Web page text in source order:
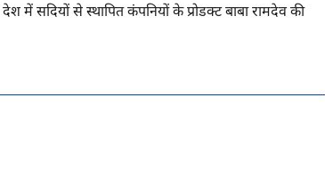
सदियों से स्थापित कंपनियों के प्रोडक्ट बाबा रामदेव की